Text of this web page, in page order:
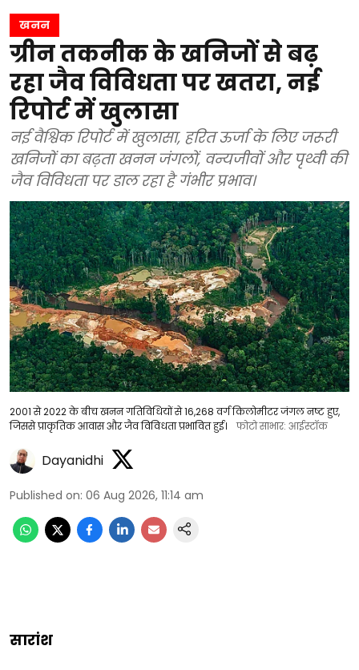
खनन
ग्रीन तकनीक के खनिजों से बढ़
रहा जैव विविधता पर खतरा, नई
रिपोर्ट में खुलासा
नई वैश्विक रिपोर्ट में खुलासा, हरित ऊर्जा के लिए जरूरी
खनिजों का बढ़ता खनन जंगलों, वन्यजीवों और पृथ्वी की
जैव विविधता पर डाल रहा है गंभीर प्रभाव।
2001 से 2022 के बीच खनन गतिविधियों से 16,268 वर्ग किलोमीटर जंगल नष्ट हुए,
जिससे प्राकृतिक आवास और जैव विविधता प्रभावित हुई।
फोटो साभार: आईस्टॉक
Dayanidhi
Published on: 06 Aug 2026, 11:14 am
सारांश